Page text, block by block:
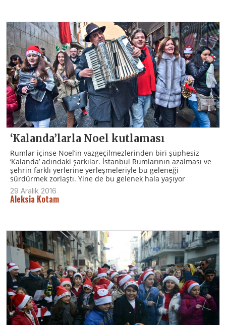
‘Kalanda’larla Noel kutlaması
Rumlar içinse Noel’in vazgeçilmezlerinden biri şüphesiz
‘Kalanda’ adındaki şarkılar. İstanbul Rumlarının azalması ve
şehrin farklı yerlerine yerleşmeleriyle bu geleneği
sürdürmek zorlaştı. Yine de bu gelenek hala yaşıyor
29 Aralık 2016
Aleksia Kotam